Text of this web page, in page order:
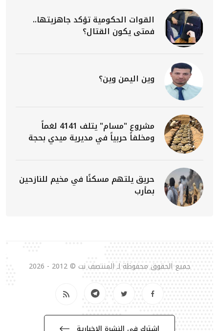
القوات الحكومية تؤكد جاهزيتها..
فمتى يكون القتال؟
وين اليمن وين؟
مشروع "مسام" يتلف 4141 لغماً
ومخلفاً حربياً في مديرية ميدي بحجة
حريق يلتهم مسكنًا في مخيم للنازحين
بمأرب
جميع الحقوق محفوظة لـ المنتصف نت © 2012 - 2026